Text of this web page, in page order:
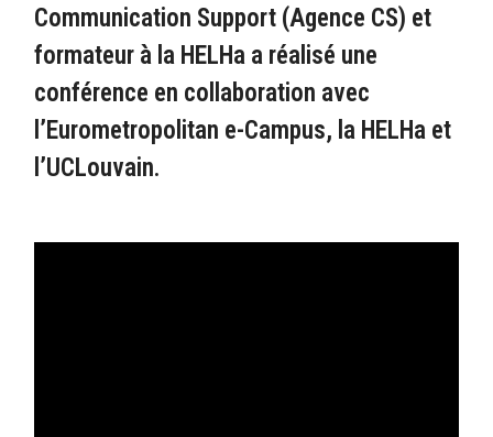
Communication Support (Agence CS) et
formateur à la HELHa a réalisé une
conférence en collaboration avec
l’Eurometropolitan e-Campus, la HELHa et
l’UCLouvain.